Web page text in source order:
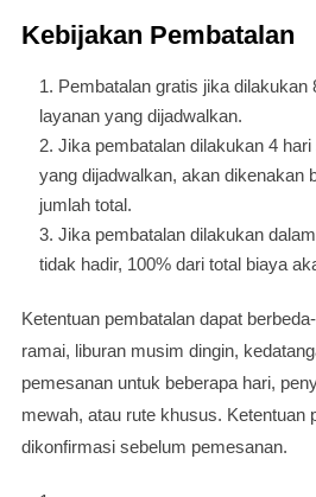
Kebijakan Pembatalan
Pembatalan gratis jika dilakukan
layanan yang dijadwalkan.
Jika pembatalan dilakukan 4
yang dijadwalkan, akan dikenakan
jumlah total.
Jika pembatalan dilakukan
tidak hadir, 100% dari total biaya
Ketentuan pembatalan dapat
ramai, liburan musim dingin,
pemesanan untuk beberapa hari,
mewah, atau rute khusus. Ketentuan
dikonfirmasi sebelum pemesanan.